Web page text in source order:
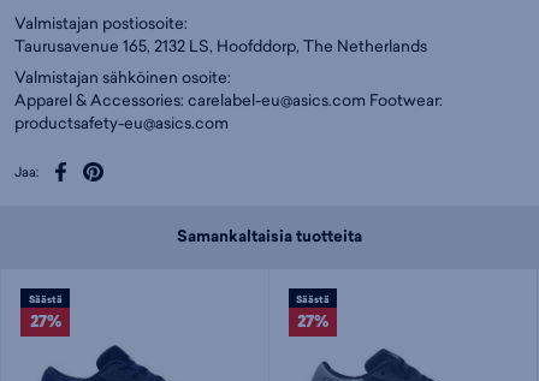
Valmistajan postiosoite:
Taurusavenue 165, 2132 LS, Hoofddorp, The Netherlands
Valmistajan sähköinen osoite:
Apparel & Accessories: carelabel-eu@asics.com Footwear:
productsafety-eu@asics.com
Jaa:
Samankaltaisia tuotteita
Säästä
27%
Säästä
27%